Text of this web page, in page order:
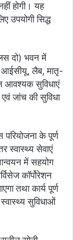
होगी। यह
उपयोगी सिद्ध
दो) भवन में
आईसीयू, लैब, मातृ-
आवश्यक सुविधाएं
जांच की सुविधा
के पूर्ण
स्वास्थ्य सेवाएं
में सहयोग
कॉर्पोरेशन
तथा कार्य पूर्ण
सुविधाओं